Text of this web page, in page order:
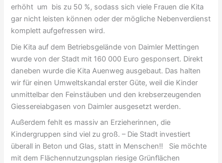
erhöht um bis zu 50 %, sodass sich viele Frauen die Kita
gar nicht leisten können oder der mögliche Nebenverdienst
komplett aufgefressen wird.
Die Kita auf dem Betriebsgelände von Daimler Mettingen
wurde von der Stadt mit 160 000 Euro gesponsert. Direkt
daneben wurde die Kita Auenweg ausgebaut. Das halten
wir für einen Umweltskandal erster Güte, weil die Kinder
unmittelbar den Feinstäuben und den krebserzeugenden
Giessereiabgasen von Daimler ausgesetzt werden.
Außerdem fehlt es massiv an Erzieherinnen, die
Kindergruppen sind viel zu groß. – Die Stadt investiert
überall in Beton und Glas, statt in Menschen!! Sie möchte
mit dem Flächennutzungsplan riesige Grünflächen